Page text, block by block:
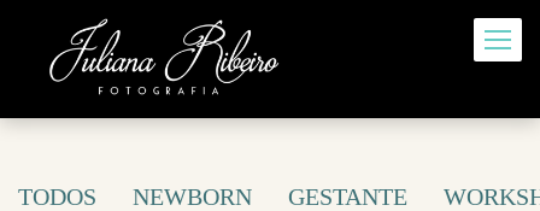
TODOS NEWBORN GESTANTE